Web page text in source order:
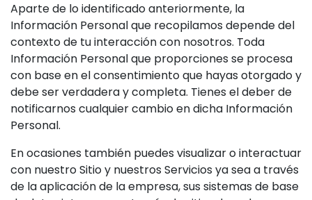
Aparte de lo identificado anteriormente, la
Información Personal que recopilamos depende del
contexto de tu interacción con nosotros. Toda
Información Personal que proporciones se procesa
con base en el consentimiento que hayas otorgado y
debe ser verdadera y completa. Tienes el deber de
notificarnos cualquier cambio en dicha Información
Personal.
En ocasiones también puedes visualizar o interactuar
con nuestro Sitio y nuestros Servicios ya sea a través
de la aplicación de la empresa, sus sistemas de base